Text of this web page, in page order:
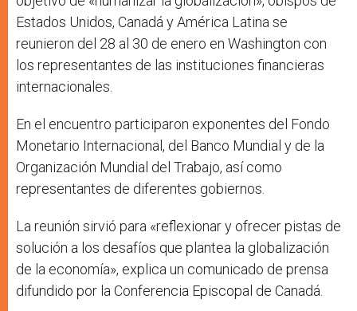
Estados Unidos, Canadá y América Latina se
reunieron del 28 al 30 de enero en Washington con
los representantes de las instituciones financieras
internacionales.
En el encuentro participaron exponentes del Fondo
Monetario Internacional, del Banco Mundial y de la
Organización Mundial del Trabajo, así como
representantes de diferentes gobiernos.
La reunión sirvió para «reflexionar y ofrecer pistas de
solución a los desafíos que plantea la globalización
de la economía», explica un comunicado de prensa
difundido por la Conferencia Episcopal de Canadá.